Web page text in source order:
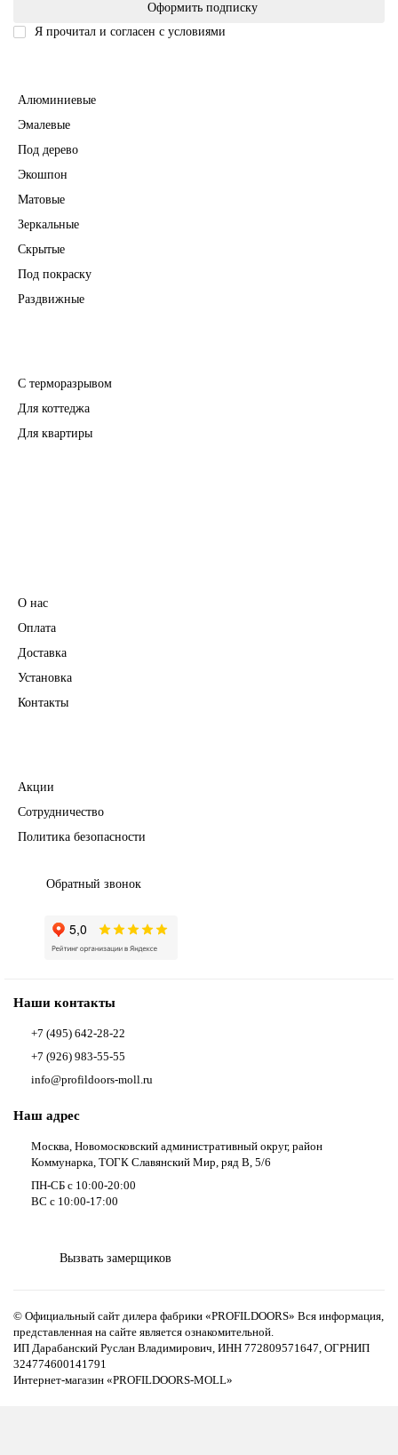
Оформить подписку
Я прочитал и согласен с условиями
Алюминиевые
Эмалевые
Под дерево
Экошпон
Матовые
Зеркальные
Скрытые
Под покраску
Раздвижные
С терморазрывом
Для коттеджа
Для квартиры
О нас
Оплата
Доставка
Установка
Контакты
Акции
Сотрудничество
Политика безопасности
Обратный звонок
Наши контакты
+7 (495) 642-28-22
+7 (926) 983-55-55
info@profildoors-moll.ru
Наш адрес
Москва, Новомосковский административный округ, район
Коммунарка, ТОГК Славянский Мир, ряд В, 5/6
ПН-СБ с 10:00-20:00
ВС с 10:00-17:00
Вызвать замерщиков
© Официальный сайт дилера фабрики «PROFILDOORS» Вся информация,
представленная на сайте является ознакомительной.
ИП Дарабанский Руслан Владимирович, ИНН 772809571647, ОГРНИП
324774600141791
Интернет-магазин «PROFILDOORS-MOLL»